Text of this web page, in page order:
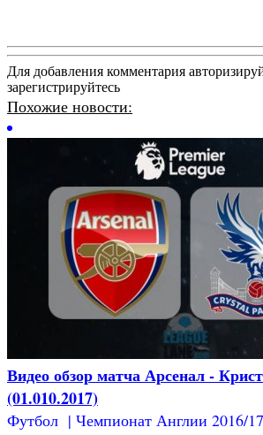
Для добавления комментария
зарегистрируйтесь
Похожие новости:
Видео обзор матча Арсенал -
(01.010.2017)
Футбол | Чемпионат Англии 2016/